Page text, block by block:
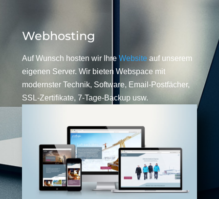
Webhosting
Auf Wunsch hosten wir Ihre Website auf unserem
eigenen Server. Wir bieten Webspace mit
modernster Technik, Software, Email-Postfächer,
SSL-Zertifikate, 7-Tage-Backup usw.